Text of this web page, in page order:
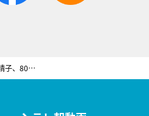
鰐淵晴子、80歳で独り住まいを謳歌。移住した山梨で55年ぶりにヴァイオリンも